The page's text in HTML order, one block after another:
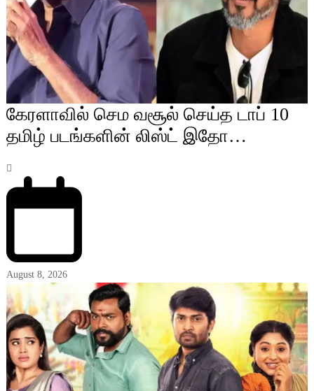
கேரளாவில் செம வசூல் செய்த டாப் 10
தமிழ் படங்களின் லிஸ்ட் இதோ…
August 8, 2026